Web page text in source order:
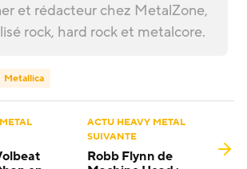
et rédacteur chez MetalZone,
rock, hard rock et metalcore.
Metallica
ACTU HEAVY METAL
SUIVANTE
Robb Flynn de